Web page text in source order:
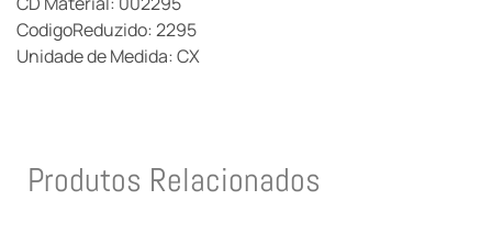
CodigoReduzido: 2295
Unidade de Medida: CX
Produtos Relacionados